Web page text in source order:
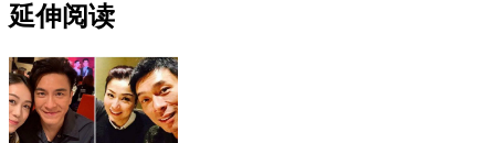
延伸阅读